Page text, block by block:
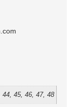
44, 45, 46, 47, 48